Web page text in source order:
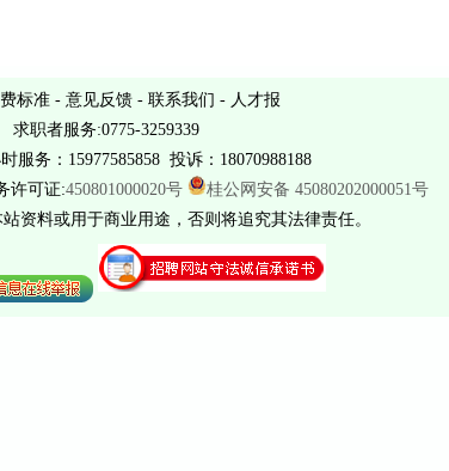
标准 - 意见反馈 - 联系我们 - 人才报
职者服务:0775-3259339
务：15977585858 投诉：18070988188
许可证:450801000020号
桂公网安备 45080202000051号
资料或用于商业用途，否则将追究其法律责任。